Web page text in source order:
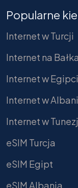
Popularne
Internet w Turcji
Internet na
Internet w
Internet w
Internet w
eSIM Turcja
eSIM Egipt
eSIM Albania